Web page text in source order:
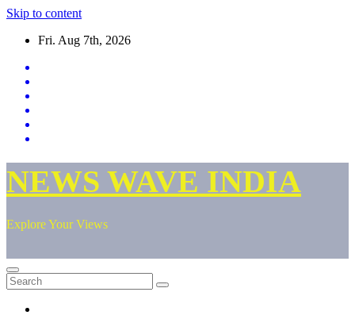
Skip to content
Fri. Aug 7th, 2026
NEWS WAVE INDIA
Explore Your Views